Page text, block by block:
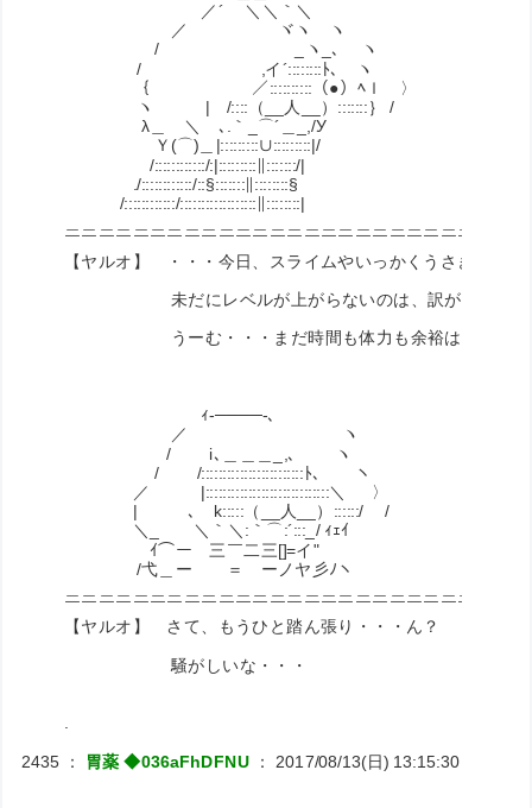
／´ ＼＼｀＼
／ ヾヽ ヽ
/ _ヽ_､ ヽ
/ ,イ´::::::::ﾄ､ ヽ
｛ ／::::::::::（●）ﾍｌ 〉
ヽ | /::::（__人__）:::::::｝ /
λ＿ゞ＼ゝ､.｀_⌒´＿_,/У
Ｙ(⌒)＿|:::::::::∪:::::::::|/
/::::::::::::/:|:::::::::∥:::::::/|
./::::::::::::/::§:::::::∥::::::::§
/::::::::::::/::::::::::::::::::∥::::::::|
￣￣￣￣￣￣￣￣￣￣￣￣￣￣￣￣￣￣￣￣￣￣￣￣￣￣
【ヤルオ】 ・・・今日、スライムやいっかくうさぎを合
未だにレベルが上がらないのは、訳があるんだ
うーむ・・・まだ時間も体力も余裕はあるし、も
ｨ-────-､
／ ヽ
/ i､＿＿＿_,､ ヽ
/ /::::::::::::::::::::::::ﾄ､ ヽ
／ |:::::::::::::::::::::::::::::＼ 〉
| ､ k:::::（__人__）::::::/ /
＼_ ＼｀＼:
ｲ⌒ー￣三￣
/弋＿ー ＝ ーノヤ彡ﾉヽ
￣￣￣￣￣￣￣￣￣￣￣￣￣￣￣￣￣￣￣￣￣￣￣￣￣￣
【ヤルオ】 さて、もうひと踏ん張り・・・ん？
騒がしいな・・・
.
2435 ： 胃薬 ◆036aFhDFNU ： 2017/08/13(日) 13:15:30